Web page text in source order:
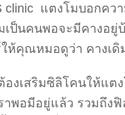
แตงโมบอกควา
ป็นคนพอจะมีคางอยู่
ห้คุณหมอดูว่า คางเดิ
สริมซิลิโคนให้แตง
าพอมีอยู่แล้ว รวมถึง